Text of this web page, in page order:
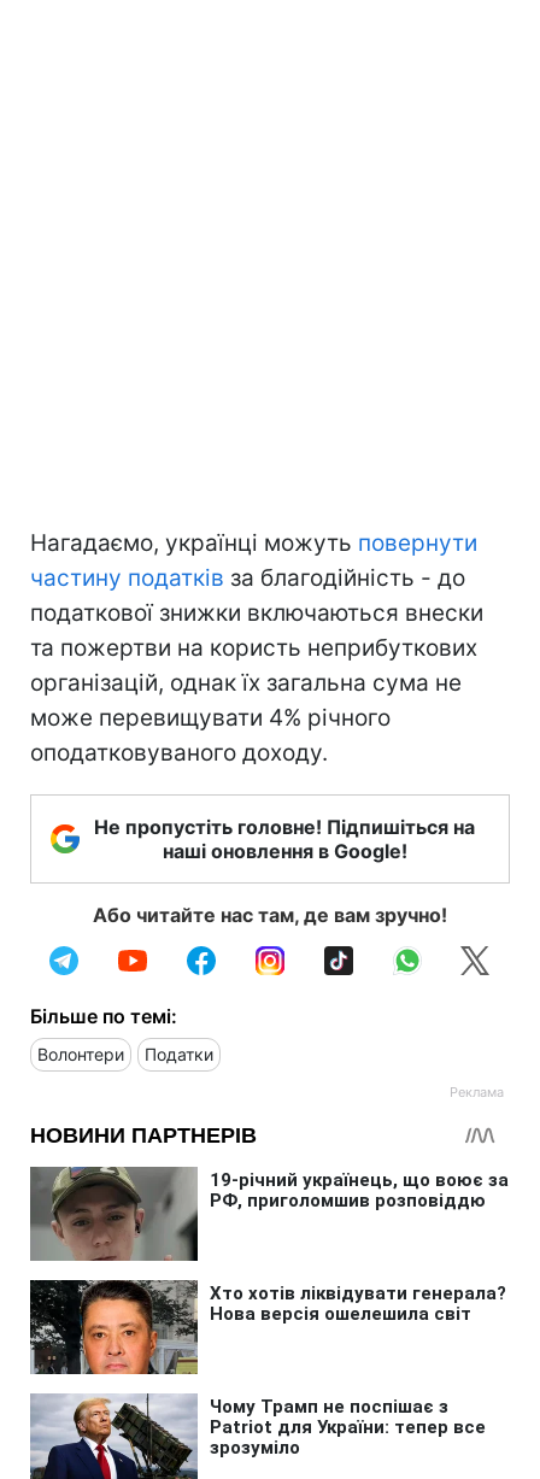
Нагадаємо, українці можуть повернути
частину податків за благодійність - до
податкової знижки включаються внески
та пожертви на користь неприбуткових
організацій, однак їх загальна сума не
може перевищувати 4% річного
оподатковуваного доходу.
Не пропустіть головне! Підпишіться на
наші оновлення в Google!
Або читайте нас там, де вам зручно!
Більше по темі:
Волонтери Податки